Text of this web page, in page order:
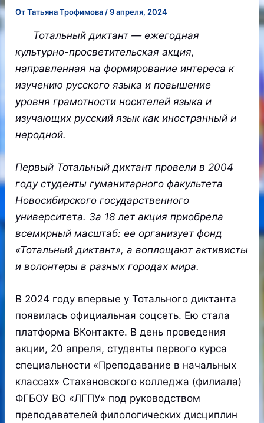
ОтТатьяна Трофимова /9 апреля, 2024
Тотальный диктант — ежегодная
культурно-просветительская акция,
направленная на формирование интереса к
изучению русского языка и повышение
уровня грамотности носителей языка и
изучающих русский язык как иностранный и
неродной.
Первый Тотальный диктант провели в 2004
году студенты гуманитарного факультета
Новосибирского государственного
университета. За 18 лет акция приобрела
всемирный масштаб: ее организует фонд
«Тотальный диктант», а воплощают активисты
и волонтеры в разных городах мира.
В 2024 году впервые у Тотального диктанта
появилась официальная соцсеть. Ею стала
платформа ВКонтакте. В день проведения
акции, 20 апреля, студенты первого курса
специальности «Преподавание в начальных
классах» Стахановского колледжа (филиала)
ФГБОУ ВО «ЛГПУ» под руководством
преподавателей филологических дисциплин